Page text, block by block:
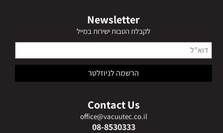
Newsletter
לקבלת הטבות ישירות במייל
Contact Us
office@vacuutec.co.il
08-8530333